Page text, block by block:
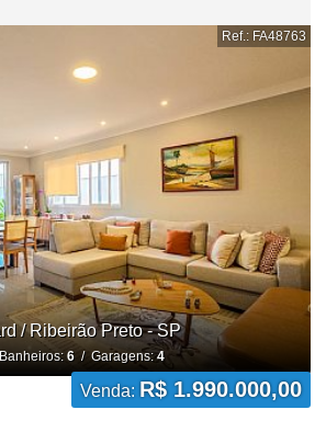
Ref.: FA48763
/ Ribeirão Preto - SP
6/ Garagens:4
Venda: R$ 1.990.000,00